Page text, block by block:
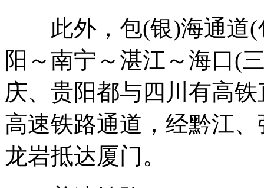
此外，包(银)海通道(
阳～南宁～湛江～海口(
庆、贵阳都与四川有高
高速铁路通道，经黔江
龙岩抵达厦门。